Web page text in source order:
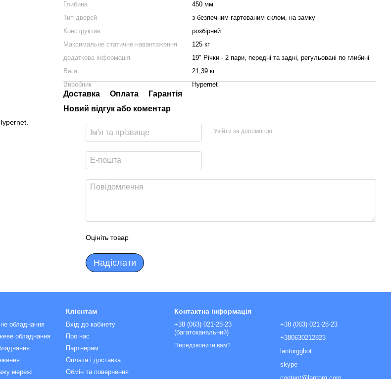
Глибина
450 мм
Тип дверей
з безпечним гартованим склом, на замку
Конструктив
розбірний
Максимальне статичне навантаження
125 кг
додаткова інформація
19" Річки - 2 пари, передні та задні, регульовані по глибині
Вага
21,39 кг
Виробник
Hypernet
Доставка Оплата
Гарантія
Новий відгук або коментар
Увійти за допомогою
Оцініть товар
Надіслати
обладнання
обладнання
мережі
Клієнтам
Вхід до кабінету
Про нас
Партнерам
Оплата і доставка
Обмін та повернення
Контактна інформація
+38 (063) 021-28-23
(багатоканальний)
Передзвонити вам?
+38 (063) 021-28-23
+380630212823
lantorggbot
skype